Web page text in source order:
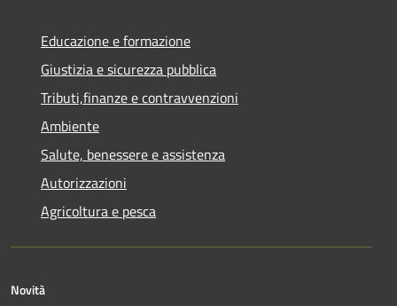
Educazione e formazione
Giustizia e sicurezza pubblica
Tributi,finanze e contravvenzioni
Ambiente
Salute, benessere e assistenza
Autorizzazioni
Agricoltura e pesca
Novità